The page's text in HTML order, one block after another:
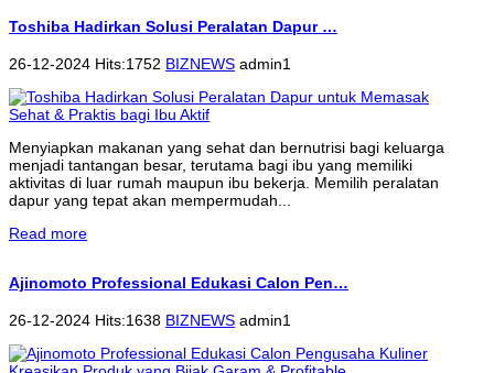
Toshiba Hadirkan Solusi Peralatan Dapur …
26-12-2024 Hits:1752 BIZNEWS admin1
Menyiapkan makanan yang sehat dan bernutrisi bagi keluarga
menjadi tantangan besar, terutama bagi ibu yang memiliki
aktivitas di luar rumah maupun ibu bekerja. Memilih peralatan
dapur yang tepat akan mempermudah...
Read more
Ajinomoto Professional Edukasi Calon Pen…
26-12-2024 Hits:1638 BIZNEWS admin1